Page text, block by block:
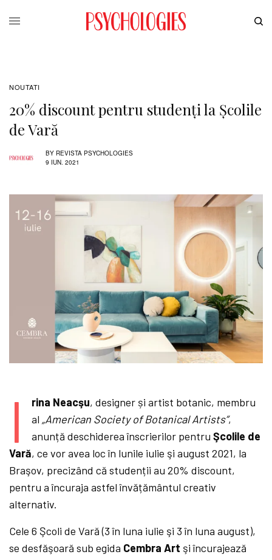
NOUTATI
20% discount pentru studenți la Şcolile
de Vară
BY REVISTA PSYCHOLOGIES
9 IUN. 2021
I rina Neacşu, designer și artist botanic, membru
al „American Society of Botanical Artists”,
anunță deschiderea înscrierilor pentru Şcolile de
Vară, ce vor avea loc în lunile iulie şi august 2021, la
Braşov, precizând că studenții au 20% discount,
pentru a încuraja astfel învățământul creativ
alternativ.
Cele 6 Şcoli de Vară (3 în luna iulie şi 3 în luna august),
se desfăşoară sub egida Cembra Art şi încurajează